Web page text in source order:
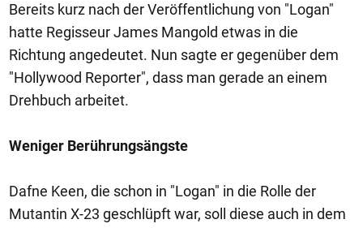
Bereits kurz nach der Veröffentlichung von "Logan"
hatte Regisseur James Mangold etwas in die
Richtung angedeutet. Nun sagte er gegenüber dem
"Hollywood Reporter", dass man gerade an einem
Drehbuch arbeitet.
Weniger Berührungsängste
Dafne Keen, die schon in "Logan" in die Rolle der
Mutantin X-23 geschlüpft war, soll diese auch in dem